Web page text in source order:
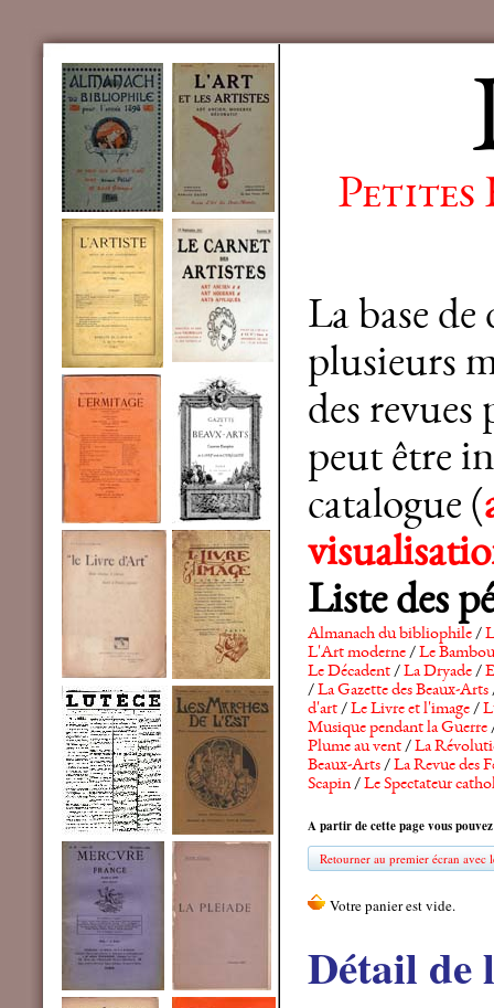
Petites
La base
plusieurs
des revues
peut être
catalogue (
Liste des
Almanach du bibliophile/
L'Art moderne/Le Bambou
Le Décadent/La Dryade/
/La Gazette des Beaux-Arts
d'art/Le Livre et l'image/
Musique pendant la Guerre
Plume au vent/La
Beaux-Arts/La Revue des
Scapin/Le Spectateur
A partir de cette page vous
Retourner au premier écran avec
Détail de